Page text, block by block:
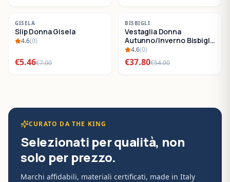
-22 %
SALDI
GISELA
Slip Donna Gisela
4.6(0)
€5.46€7.00
-30 %
SALDI
BISBIGLI
Vestaglia Donna
Autunno/Inverno Bisbigli
BO288632
4.6(0)
€37.80€54.00
CURATO DA THE KING
Selezionati per qualità, non
solo per prezzo.
Marchi affidabili, materiali certificati, made in Italy